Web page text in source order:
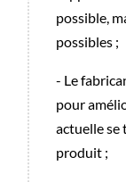
possible,
possibles ;
- Le
pour
actuelle se
produit ;